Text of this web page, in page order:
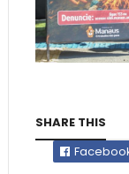
SHARE THIS